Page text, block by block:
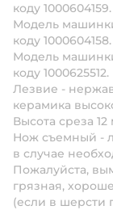
коду 1000604159.
Модель
коду 1000604158.
Модель
коду 1000625512.
Лезвие -
керамика
Высота среза
Нож съемный -
в случае
Пожалуйста,
грязная,
(если в шерсти